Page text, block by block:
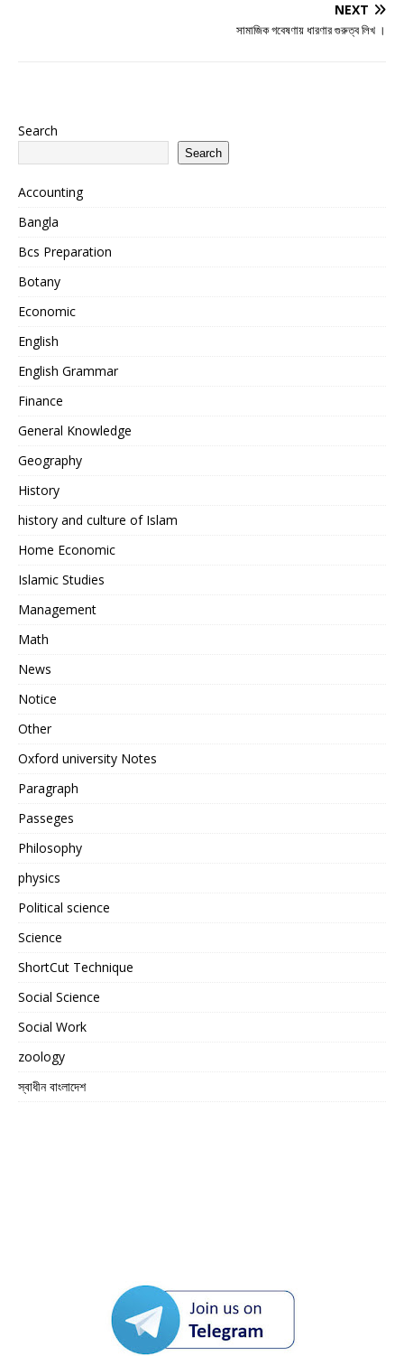
NEXT
সামাজিক গবেষণায় ধারণার গুরুত্ব লিখ ।
Search
Search
Accounting
Bangla
Bcs Preparation
Botany
Economic
English
English Grammar
Finance
General Knowledge
Geography
History
history and culture of Islam
Home Economic
Islamic Studies
Management
Math
News
Notice
Other
Oxford university Notes
Paragraph
Passeges
Philosophy
physics
Political science
Science
ShortCut Technique
Social Science
Social Work
zoology
স্বাধীন বাংলাদেশ